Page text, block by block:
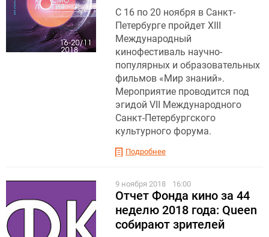
С 16 по 20 ноября в Санкт-
Петербурге пройдет XIII
Международный
кинофестиваль научно-
популярных и образовательных
фильмов «Мир знаний».
Мероприятие проводится под
эгидой VII Международного
Санкт-Петербургского
культурного форума.
Подробнее
9 ноября 2018 16:00
Отчет Фонда кино за 44
неделю 2018 года: Queen
собирают зрителей